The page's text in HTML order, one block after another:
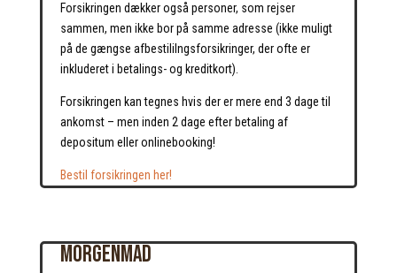
Forsikringen dækker også personer, som rejser
sammen, men ikke bor på samme adresse (ikke muligt
på de gængse afbestililngsforsikringer, der ofte er
inkluderet i betalings- og kreditkort).
Forsikringen kan tegnes hvis der er mere end 3 dage til
ankomst – men inden 2 dage efter betaling af
depositum eller onlinebooking!
Bestil forsikringen her!
Morgenmad